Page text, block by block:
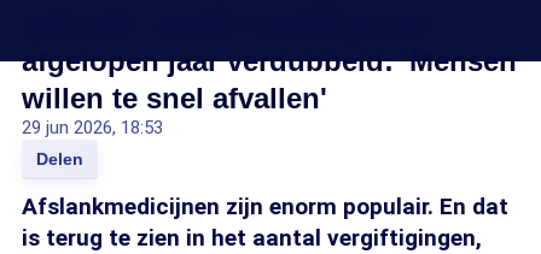
afgelopen jaar verdubbeld: 'Mensen
willen te snel afvallen'
29 jun 2026, 18:53
Delen
Afslankmedicijnen zijn enorm populair. En dat
is terug te zien in het aantal vergiftigingen,